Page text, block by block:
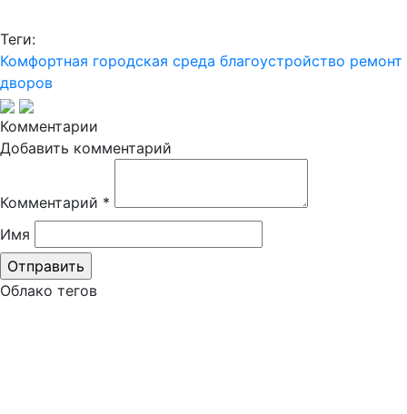
Теги:
Комфортная городская среда благоустройство ремонт
дворов
Комментарии
Добавить комментарий
Комментарий *
Имя
Облако тегов